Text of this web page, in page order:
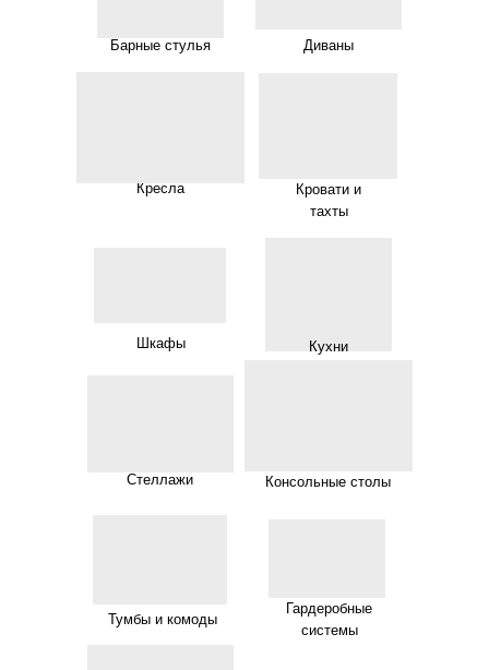
Барные стулья Диваны
Стеллажи
Кровати и
тахты
Кухни
Кресла
Тумбы и комоды
Консольные столы
Гардеробные
системы
Шкафы